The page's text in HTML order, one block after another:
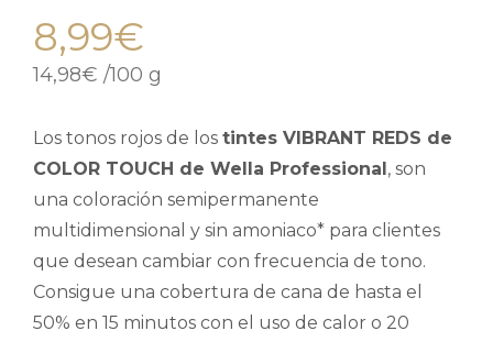
8,99€
14,98€ /100 g
Los tonos rojos de los tintes VIBRANT REDS de
COLOR TOUCH de Wella Professional , son
una coloración semipermanente
multidimensional y sin amoniaco* para clientes
que desean cambiar con frecuencia de tono.
Consigue una cobertura de cana de hasta el
50% en 15 minutos con el uso de calor o 20